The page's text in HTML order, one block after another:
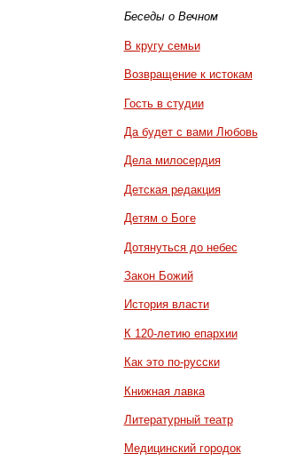
Беседы о Вечном
В кругу семьи
Возвращение к истокам
Гость в студии
Да будет с вами Любовь
Дела милосердия
Детская редакция
Детям о Боге
Дотянуться до небес
Закон Божий
История власти
К 120-летию епархии
Как это по-русски
Книжная лавка
Литературный театр
Медицинский городок